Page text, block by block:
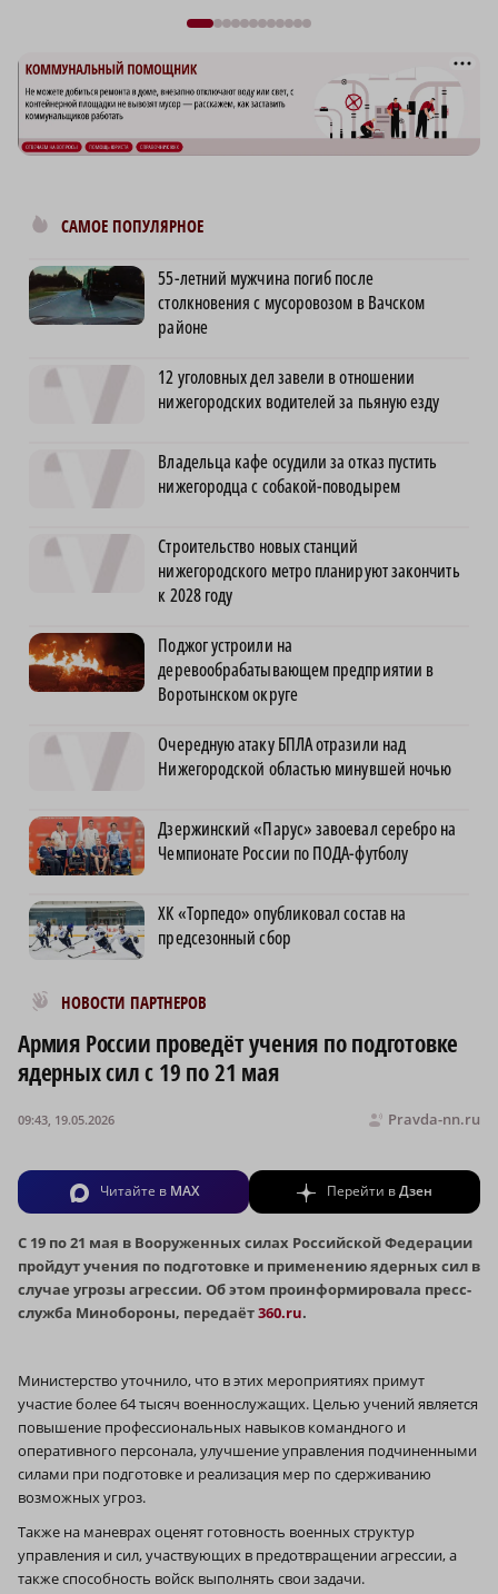
САМОЕ ПОПУЛЯРНОЕ
55-летний мужчина погиб после
столкновения с мусоровозом в Вачском
районе
12 уголовных дел завели в отношении
нижегородских водителей за пьяную езду
Владельца кафе осудили за отказ пустить
нижегородца с собакой-поводырем
Строительство новых станций
нижегородского метро планируют закончить
к 2028 году
Поджог устроили на
деревообрабатывающем предприятии в
Воротынском округе
Очередную атаку БПЛА отразили над
Нижегородской областью минувшей ночью
Дзержинский «Парус» завоевал серебро на
Чемпионате России по ПОДА-футболу
ХК «Торпедо» опубликовал состав на
предсезонный сбор
НОВОСТИ ПАРТНЕРОВ
Новости МирТесен
Армия России проведёт учения по подготовке
ядерных сил с 19 по 21 мая
Pravda-nn.ru
09:43, 19.05.2026
Читайте в MAX Перейти вДзен
С 19 по 21 мая в Вооруженных силах Российской Федерации
пройдут учения по подготовке и применению ядерных сил в
случае угрозы агрессии. Об этом проинформировала пресс-
служба Минобороны, передаёт360.ru.
Министерство уточнило, что в этих мероприятиях примут
участие более 64 тысяч военнослужащих. Целью учений является
повышение профессиональных навыков командного и
оперативного персонала, улучшение управления подчиненными
силами при подготовке и реализация мер по сдерживанию
возможных угроз.
Также на маневрах оценят готовность военных структур
управления и сил, участвующих в предотвращении агрессии, а
также способность войск выполнять свои задачи.